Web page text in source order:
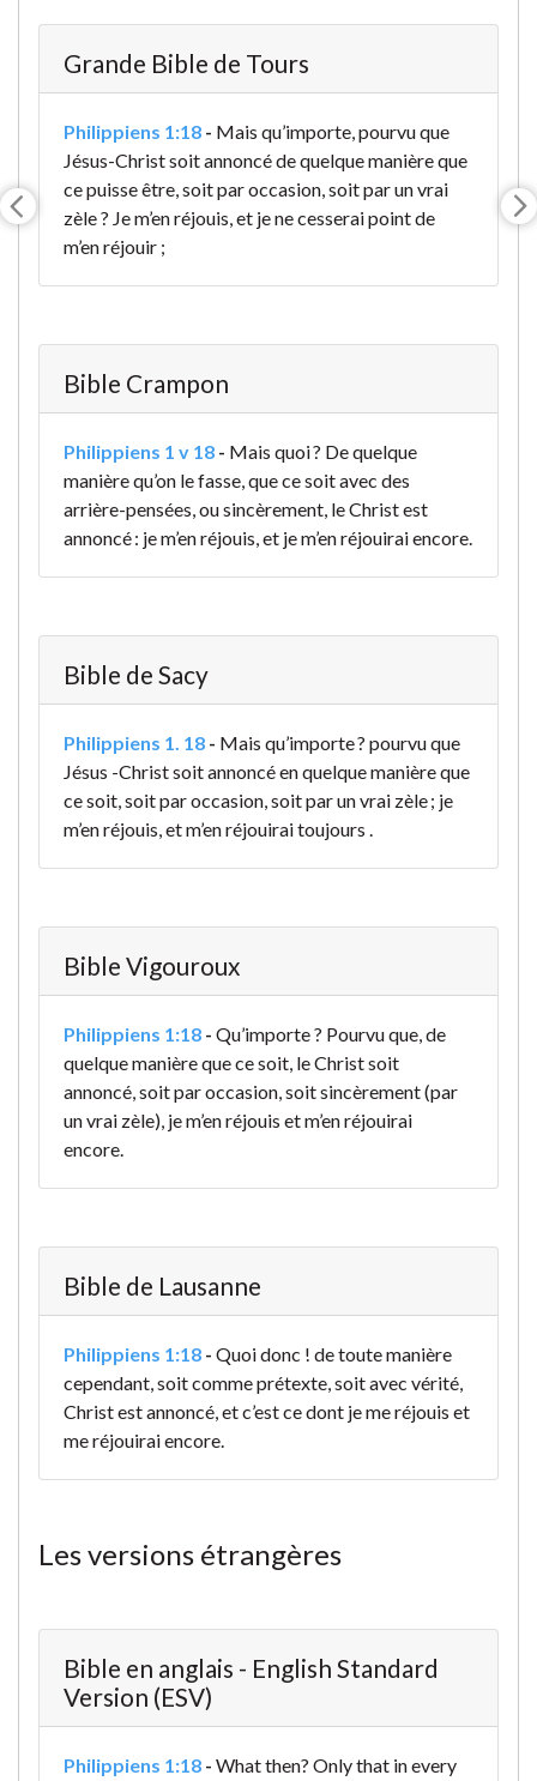
Grande Bible de Tours
Philippiens 1:18 - Mais qu’importe, pourvu que
Jésus-Christ soit annoncé de quelque manière que
ce puisse être, soit par occasion, soit par un vrai
zèle ? Je m’en réjouis, et je ne cesserai point de
m’en réjouir ;
Bible Crampon
Philippiens 1 v 18 - Mais quoi ? De quelque
manière qu’on le fasse, que ce soit avec des
arrière-pensées, ou sincèrement, le Christ est
annoncé : je m’en réjouis, et je m’en réjouirai encore.
Bible de Sacy
Philippiens 1. 18 - Mais qu’importe ? pourvu que
Jésus -Christ soit annoncé en quelque manière que
ce soit, soit par occasion, soit par un vrai zèle ; je
m’en réjouis, et m’en réjouirai toujours .
Bible Vigouroux
Philippiens 1:18 - Qu’importe ? Pourvu que, de
quelque manière que ce soit, le Christ soit
annoncé, soit par occasion, soit sincèrement (par
un vrai zèle), je m’en réjouis et m’en réjouirai
encore.
Bible de Lausanne
Philippiens 1:18 - Quoi donc ! de toute manière
cependant, soit comme prétexte, soit avec vérité,
Christ est annoncé, et c’est ce dont je me réjouis et
me réjouirai encore.
Les versions étrangères
Bible en anglais - English Standard
Version (ESV)
Philippiens 1:18 - What then? Only that in every